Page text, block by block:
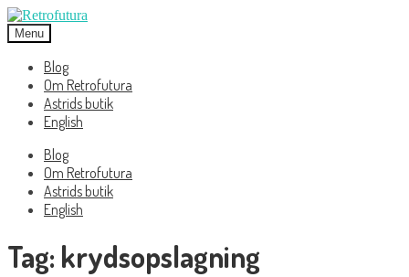
Spring
til
navigation
Spring
til
indhold
Menu
Blog
Om Retrofutura
Astrids butik
English
Blog
Om Retrofutura
Astrids butik
English
Tag: krydsopslagning